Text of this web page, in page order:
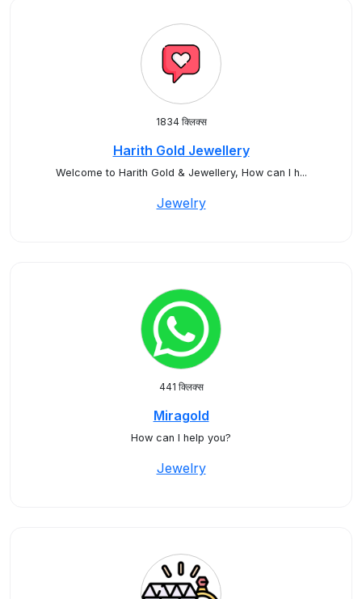
1834 क्लिक्स
Harith Gold Jewellery
Welcome to Harith Gold & Jewellery, How can I h...
Jewelry
441 क्लिक्स
Miragold
How can I help you?
Jewelry